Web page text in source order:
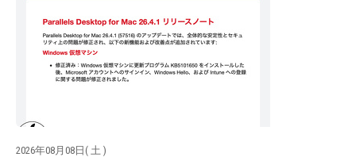
2026年08月08日( 土 )